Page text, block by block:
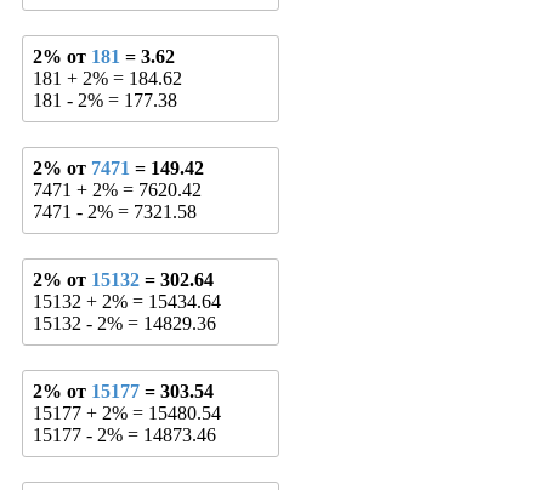
2% от 181 = 3.62
181 + 2% = 184.62
181 - 2% = 177.38
2% от 7471 = 149.42
7471 + 2% = 7620.42
7471 - 2% = 7321.58
2% от 15132 = 302.64
15132 + 2% = 15434.64
15132 - 2% = 14829.36
2% от 15177 = 303.54
15177 + 2% = 15480.54
15177 - 2% = 14873.46